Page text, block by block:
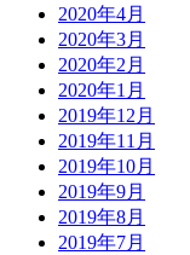
2020年4月
2020年3月
2020年2月
2020年1月
2019年12月
2019年11月
2019年10月
2019年9月
2019年8月
2019年7月